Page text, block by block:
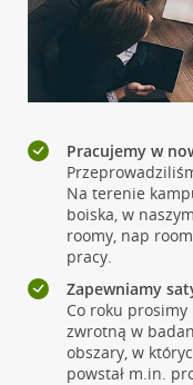
Pracujemy w
Na terenie
boiska, w
roomy, nap
pracy.
Zapewniamy
Co roku
zwrotną w
obszary, w
powstał m.in.